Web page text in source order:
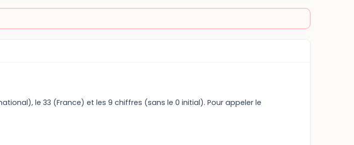
le 33 (France) et les 9 chiffres (sans le 0 initial). Pour appeler le